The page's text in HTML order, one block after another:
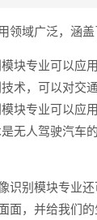
领域广泛，涵
块专业可以应
术，可以对交
块专业可以应
无人驾驶汽车
识别模块专业
面，并给我们的